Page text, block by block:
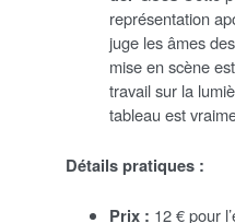
représentation
juge les âmes
mise en scène
travail sur la
tableau est
Détails pratiques :
Prix : 12 € pour